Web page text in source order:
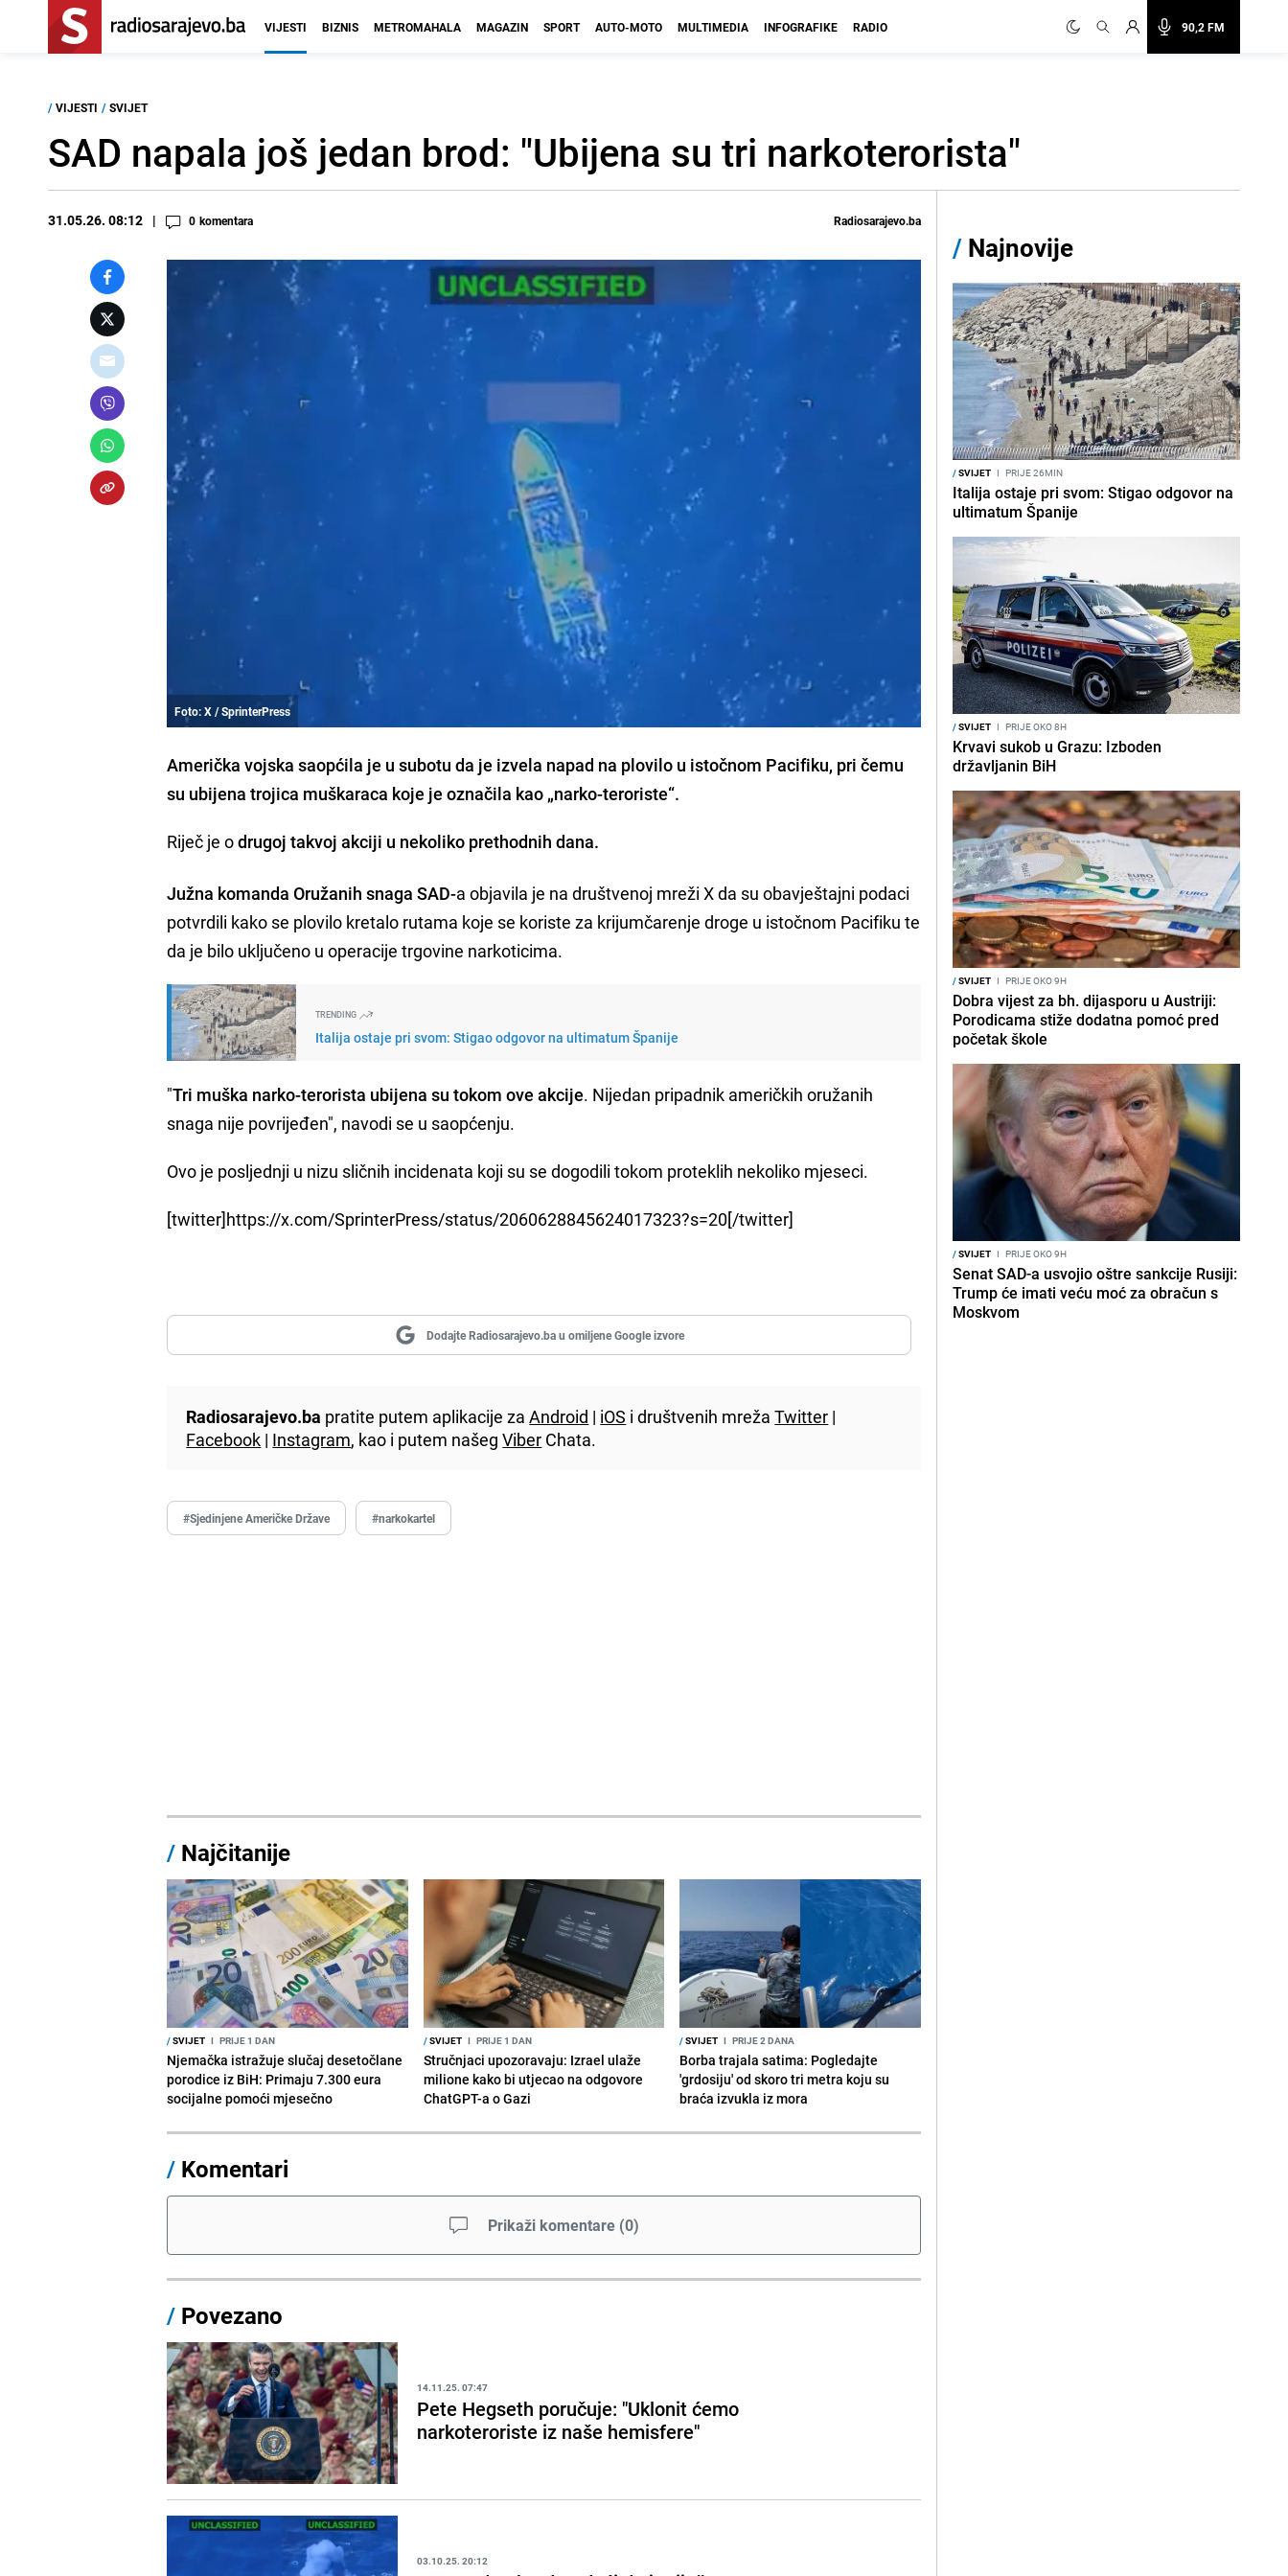
90,2 FM
VIJESTI BIZNIS METROMAHALA MAGAZIN SPORT AUTO-MOTO MULTIMEDIA INFOGRAFIKE RADIO
/ VIJESTI / SVIJET
SAD napala još jedan brod: "Ubijena su tri narkoterorista"
31.05.26. 08:12 0 komentara Radiosarajevo.ba
Foto: X / SprinterPress
Američka vojska saopćila je u subotu da je izvela napad na plovilo u istočnom Pacifiku, pri čemu
su ubijena trojica muškaraca koje je označila kao „narko-teroriste“.
Riječ je odrugoj takvoj akciji u nekoliko prethodnih dana.
Južna komanda Oružanih snaga SAD-a objavila je na društvenoj mreži X da su obavještajni podaci
potvrdili kako se plovilo kretalo rutama koje se koriste za krijumčarenje droge u istočnom Pacifiku te
da je bilo uključeno u operacije trgovine narkoticima.
TRENDING
Italija ostaje pri svom: Stigao odgovor na ultimatum Španije
"Tri muška narko-terorista ubijena su tokom ove akcije. Nijedan pripadnik američkih oružanih
snaga nije povrijeđen", navodi se u saopćenju.
Ovo je posljednji u nizu sličnih incidenata koji su se dogodili tokom proteklih nekoliko mjeseci.
[twitter]https://x.com/SprinterPress/status/2060628845624017323?s=20[/twitter]
Dodajte Radiosarajevo.ba u omiljene Google izvore
Radiosarajevo.ba pratite putem aplikacije zaAndroid | iOS i društvenih mrežaTwitter |
Facebook | Instagram, kao i putem našegViber Chata.
#Sjedinjene Američke Države #narkokartel
/ Najčitanije
/SVIJET I PRIJE 1 DAN
Njemačka istražuje slučaj desetočlane
porodice iz BiH: Primaju 7.300 eura
socijalne pomoći mjesečno
/SVIJET I PRIJE 1 DAN
Stručnjaci upozoravaju: Izrael ulaže
milione kako bi utjecao na odgovore
ChatGPT-a o Gazi
/SVIJET I PRIJE 2 DANA
Borba trajala satima: Pogledajte
'grdosiju' od skoro tri metra koju su
braća izvukla iz mora
/ Komentari
Prikaži komentare (0)
/ Povezano
14.11.25. 07:47
Pete Hegseth poručuje: "Uklonit ćemo
narkoteroriste iz naše hemisfere"
03.10.25. 20:12
/ Najnovije
/SVIJET I PRIJE 26MIN
Italija ostaje pri svom: Stigao odgovor na
ultimatum Španije
/SVIJET I PRIJE OKO 8H
Krvavi sukob u Grazu: Izboden
državljanin BiH
/SVIJET I PRIJE OKO 9H
Dobra vijest za bh. dijasporu u Austriji:
Porodicama stiže dodatna pomoć pred
početak škole
/SVIJET I PRIJE OKO 9H
Senat SAD-a usvojio oštre sankcije Rusiji:
Trump će imati veću moć za obračun s
Moskvom